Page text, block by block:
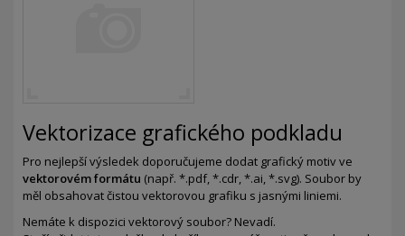
Vektorizace grafického podkladu
Pro nejlepší výsledek doporučujeme dodat grafický motiv ve
vektorovém formátu (např. *.pdf, *.cdr, *.ai, *.svg). Soubor by
měl obsahovat čistou vektorovou grafiku s jasnými liniemi.
Nemáte k dispozici vektorový soubor? Nevadí.